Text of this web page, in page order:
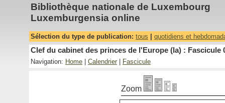
Bibliothèque nationale de Luxembourg
Luxemburgensia online
Sélection du type de publication: tous quotidiens et
Clef du cabinet des princes de l'Europe (la) : Fascicule
Navigation: Home Calendrier Fascicule
Zoom